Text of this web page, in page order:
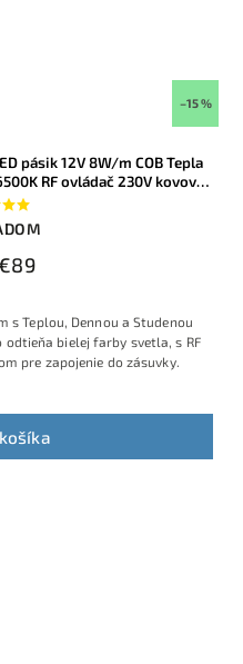
–15 %
pásik 12V 8W/m COB Tepla
RF ovládač 230V kovový
€89
s Teplou, Dennou a Studenou
bielej farby svetla, s RF
pre zapojenie do zásuvky.